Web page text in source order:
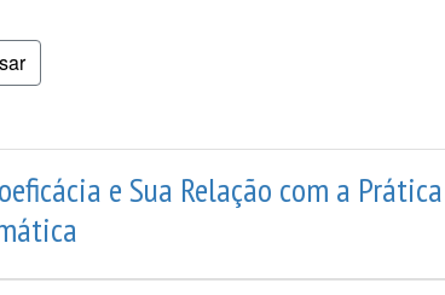
e Sua Relação com a